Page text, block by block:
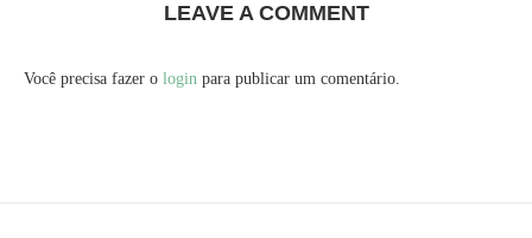
LEAVE A COMMENT
Você precisa fazer o login para publicar um comentário.